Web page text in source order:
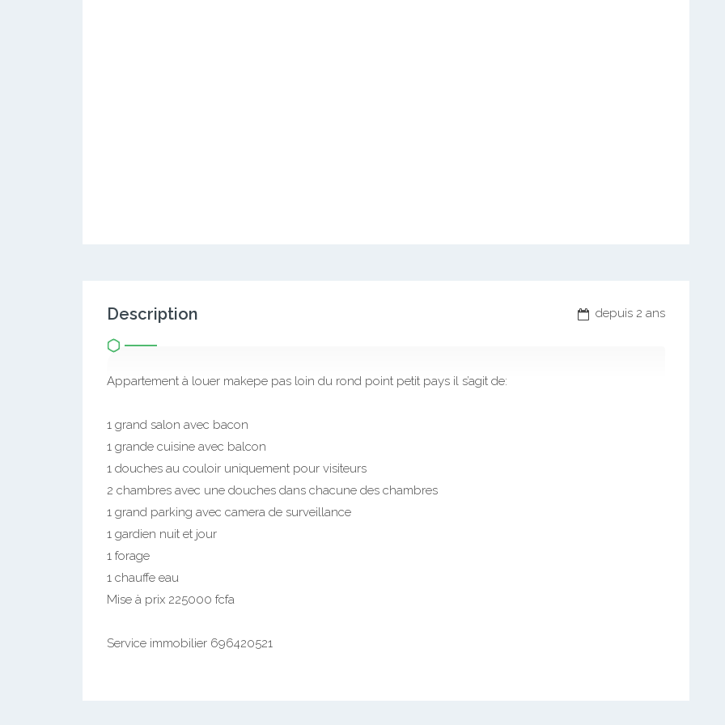
depuis 2 ans
Description
Appartement à louer makepe pas loin du rond point petit pays il s’agit de:
1 grand salon avec bacon
1 grande cuisine avec balcon
1 douches au couloir uniquement pour visiteurs
2 chambres avec une douches dans chacune des chambres
1 grand parking avec camera de surveillance
1 gardien nuit et jour
1 forage
1 chauffe eau
Mise à prix 225000 fcfa
Service immobilier 696420521